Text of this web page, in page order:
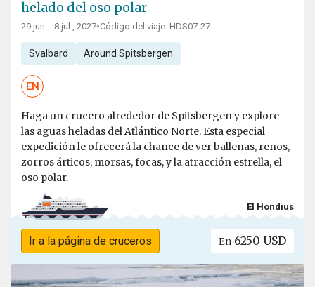
helado del oso polar
29 jun. - 8 jul., 2027•Código del viaje: HDS07-27
Svalbard Around Spitsbergen
EN
Haga un crucero alrededor de Spitsbergen y explore
las aguas heladas del Atlántico Norte. Esta especial
expedición le ofrecerá la chance de ver ballenas, renos,
zorros árticos, morsas, focas, y la atracción estrella, el
oso polar.
El Hondius
Ir a la página de cruceros En 6250 USD